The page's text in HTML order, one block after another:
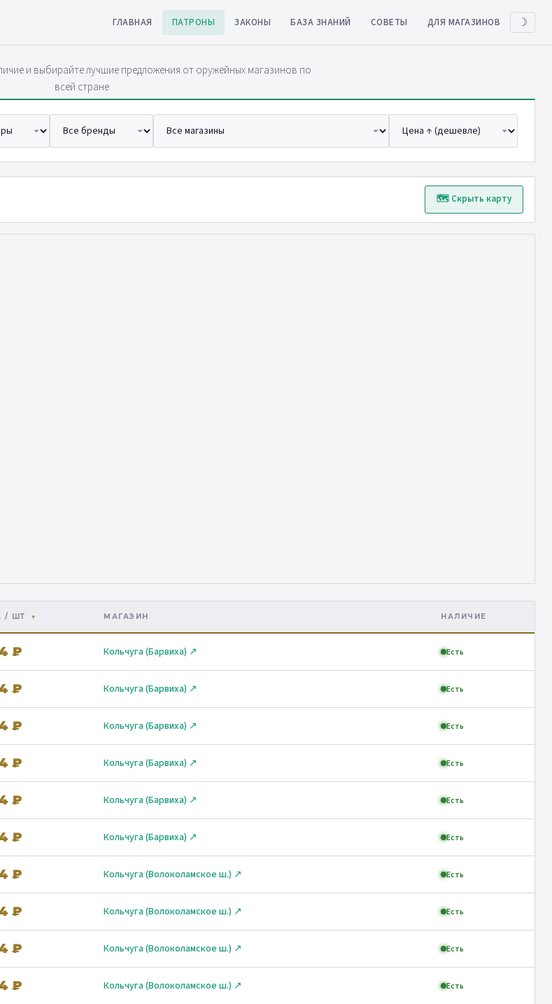
ГЛАВНАЯ ПАТРОНЫ ЗАКОНЫ БАЗА ЗНАНИЙ СОВЕТЫ ДЛЯ МАГАЗИНОВ ☽
и выбирайте лучшие предложения от оружейных магазинов по
всей стране
🗺 Скрыть карту
/ ШТ МАГАЗИН НАЛИЧИЕ
₽ Кольчуга (Барвиха) ↗ Есть
₽ Кольчуга (Барвиха) ↗ Есть
₽ Кольчуга (Барвиха) ↗ Есть
₽ Кольчуга (Барвиха) ↗ Есть
₽ Кольчуга (Барвиха) ↗ Есть
₽ Кольчуга (Барвиха) ↗ Есть
₽ Кольчуга (Волоколамское ш.) ↗ Есть
₽ Кольчуга (Волоколамское ш.) ↗ Есть
₽ Кольчуга (Волоколамское ш.) ↗ Есть
₽ Кольчуга (Волоколамское ш.) ↗ Есть